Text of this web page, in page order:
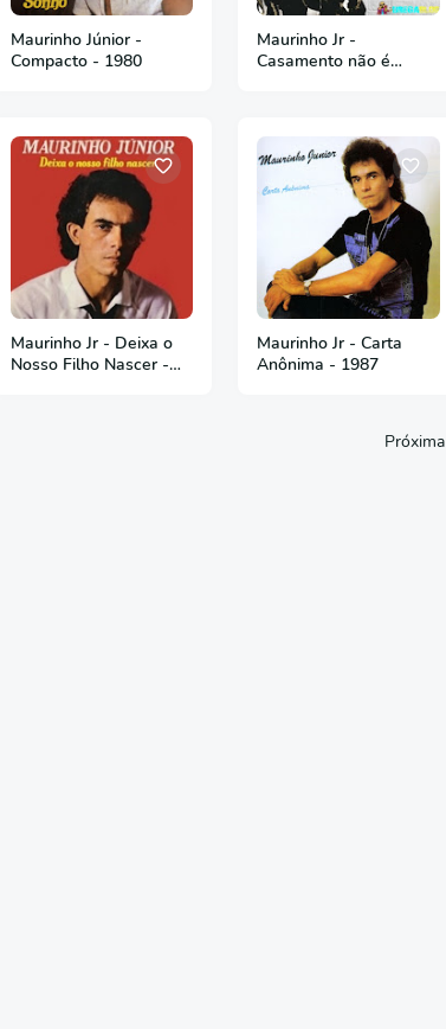
Maurinho Júnior -
Compacto - 1980
Maurinho Jr -
Casamento não é
Maurinho Jr - Deixa o
Nosso Filho Nascer -
Maurinho Jr - Carta
Anônima - 1987
Próxima